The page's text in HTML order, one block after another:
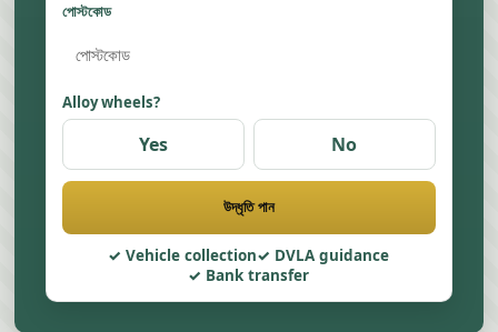
পোস্টকোড
Alloy wheels?
Yes No
উদ্ধৃতি পান
Vehicle collection
DVLA guidance
Bank transfer